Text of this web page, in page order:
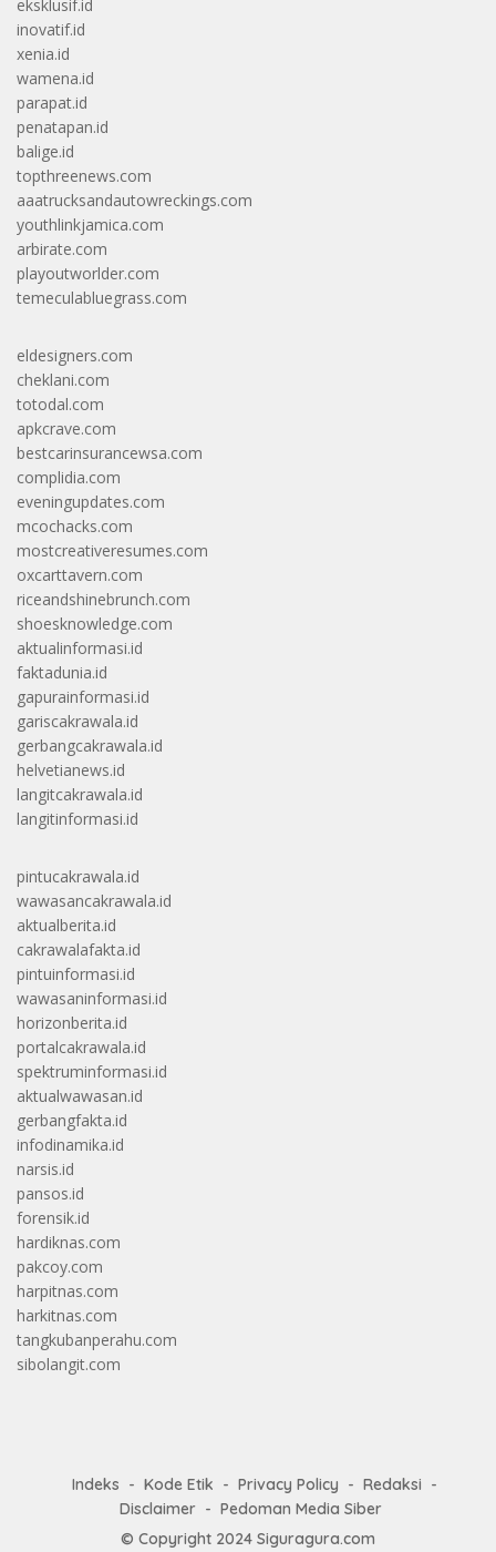
eksklusif.id
inovatif.id
xenia.id
wamena.id
parapat.id
penatapan.id
balige.id
topthreenews.com
aaatrucksandautowreckings.com
youthlinkjamica.com
arbirate.com
playoutworlder.com
temeculabluegrass.com
eldesigners.com
cheklani.com
totodal.com
apkcrave.com
bestcarinsurancewsa.com
complidia.com
eveningupdates.com
mcochacks.com
mostcreativeresumes.com
oxcarttavern.com
riceandshinebrunch.com
shoesknowledge.com
aktualinformasi.id
faktadunia.id
gapurainformasi.id
gariscakrawala.id
gerbangcakrawala.id
helvetianews.id
langitcakrawala.id
langitinformasi.id
pintucakrawala.id
wawasancakrawala.id
aktualberita.id
cakrawalafakta.id
pintuinformasi.id
wawasaninformasi.id
horizonberita.id
portalcakrawala.id
spektruminformasi.id
aktualwawasan.id
gerbangfakta.id
infodinamika.id
narsis.id
pansos.id
forensik.id
hardiknas.com
pakcoy.com
harpitnas.com
harkitnas.com
tangkubanperahu.com
sibolangit.com
Indeks Kode Etik Privacy Policy
Redaksi
Disclaimer
Pedoman Media Siber
© Copyright 2024 Siguragura.com